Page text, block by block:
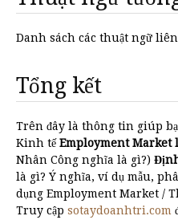
Danh sách các thuật ngữ
Tổng kết
Trên đây là thông tin giúp
Kinh tếEmployment Market
Nhân Công nghĩa là gì?)
là gì? Ý nghĩa, ví dụ mẫu,
dụng Employment Market /
Truy cập sotaydoanhtri.com